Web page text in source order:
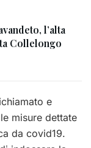
l’alta
Collelongo
e
misure dettate
da covid19.